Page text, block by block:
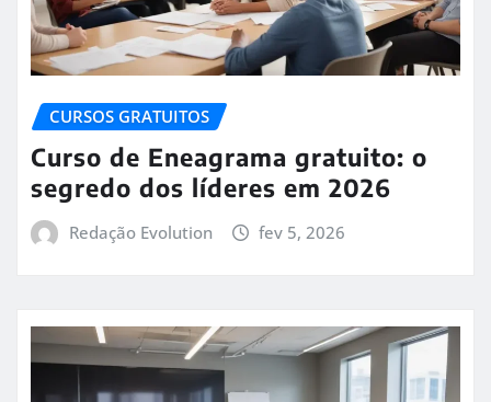
CURSOS GRATUITOS
Curso de Eneagrama gratuito: o
segredo dos líderes em 2026
Redação Evolution fev 5, 2026